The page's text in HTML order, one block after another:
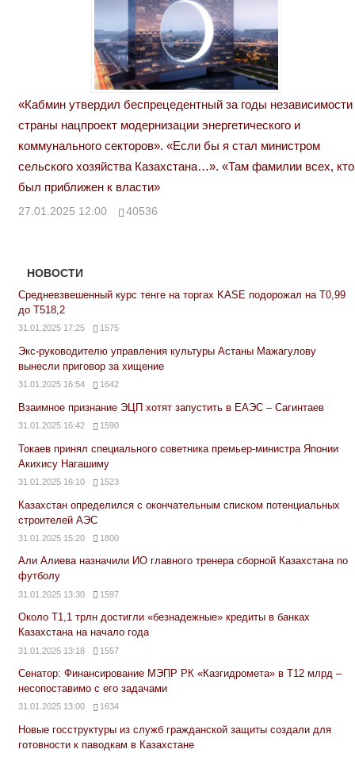
«Кабмин утвердил беспрецедентный за годы независимости
страны нацпроект модернизации энергетического и
коммунального секторов». «Если бы я стал министром
сельского хозяйства Казахстана…». «Там фамилии всех, кто
был приближен к власти»
27.01.2025 12:00 40536
НОВОСТИ
Средневзвешенный курс тенге на торгах KASE подорожал на Т0,99
до Т518,2
31.01.2025 17:25 1575
Экс-руководителю управления культуры Астаны Мажагулову
вынесли приговор за хищение
31.01.2025 16:54 1642
Взаимное признание ЭЦП хотят запустить в ЕАЭС – Сагинтаев
31.01.2025 16:42 1590
Токаев принял специального советника премьер-министра Японии
Акихису Нагашиму
31.01.2025 16:10 1523
Казахстан определился с окончательным списком потенциальных
строителей АЭС
31.01.2025 15:20 1800
Али Алиева назначили ИО главного тренера сборной Казахстана по
футболу
31.01.2025 13:30 1597
Около Т1,1 трлн достигли «безнадежные» кредиты в банках
Казахстана на начало года
31.01.2025 13:18 1557
Сенатор: Финансирование МЭПР РК «Казгидромета» в Т12 млрд –
несопоставимо с его задачами
31.01.2025 13:00 1634
Новые госструктуры из служб гражданской защиты создали для
готовности к паводкам в Казахстане